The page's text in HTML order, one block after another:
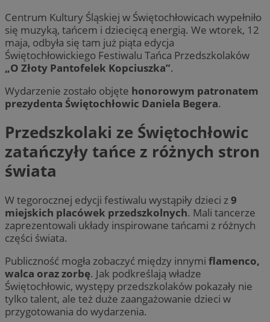
Centrum Kultury Śląskiej w Świętochłowicach wypełniło
się muzyką, tańcem i dziecięcą energią. We wtorek, 12
maja, odbyła się tam już piąta edycja
Świętochłowickiego Festiwalu Tańca Przedszkolaków
„O Złoty Pantofelek Kopciuszka”.
Wydarzenie zostało objęte honorowym patronatem
prezydenta Świętochłowic Daniela Begera.
Przedszkolaki ze Świętochłowic
zatańczyły tańce z różnych stron
świata
W tegorocznej edycji festiwalu wystąpiły dzieci z9
miejskich placówek przedszkolnych. Mali tancerze
zaprezentowali układy inspirowane tańcami z różnych
części świata.
Publiczność mogła zobaczyć między innymi flamenco,
walca oraz zorbę. Jak podkreślają władze
Świętochłowic, występy przedszkolaków pokazały nie
tylko talent, ale też duże zaangażowanie dzieci w
przygotowania do wydarzenia.